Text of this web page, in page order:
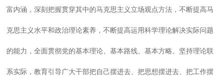
富内涵，深刻把握贯穿其中的马克思主义立场观点方法，不断提高马
克思主义水平和政治理论素养，不断提高运用科学理论解决实际问题
的能力，全面贯彻党的基本理论、基本路线、基本方略。坚持理论联
系实际，教育引导广大干部把自己摆进去、把思想摆进去、把工作摆